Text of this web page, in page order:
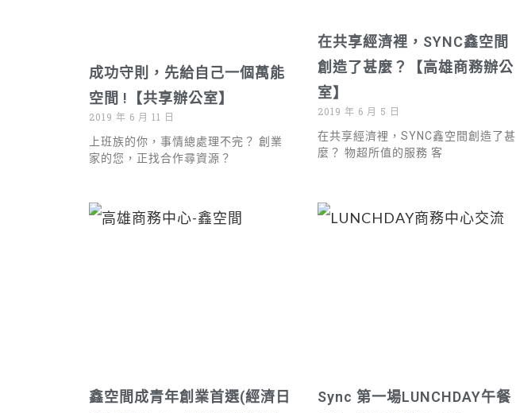
成功守則，先給自己一個萬能
空間 !【共享辦公室】
2019 年 6 月 11 日
上班族的你，事情總處理不完？ 創業
家的您，正找合作尋資源？
在共享經濟裡，SYNC鑫空間
創造了甚麼？【高雄商務辦公
室】
2019 年 6 月 5 日
在共享經濟裡，SYNC鑫空間創造了甚
麼？ 物超所值的服務 客
鑫空間成青年創業首選(經濟日
Sync 第一場LUNCHDAY午餐